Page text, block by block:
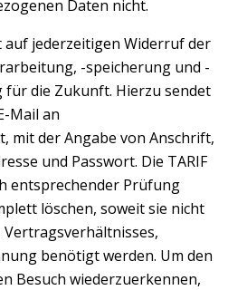
Daten nicht.
auf jederzeitigen Widerruf der
-speicherung und -
die Zukunft. Hierzu sendet
Mail an
mit der Angabe von Anschrift,
und Passwort. Die TARIF
entsprechender Prüfung
löschen, soweit sie nicht
benötigt werden. Um den
Besuch wiederzuerkennen,